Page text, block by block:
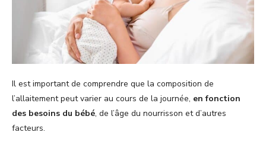
Il est important de comprendre que la composition de
l’allaitement peut varier au cours de la journée, en fonction
des besoins du bébé, de l’âge du nourrisson et d’autres
facteurs.